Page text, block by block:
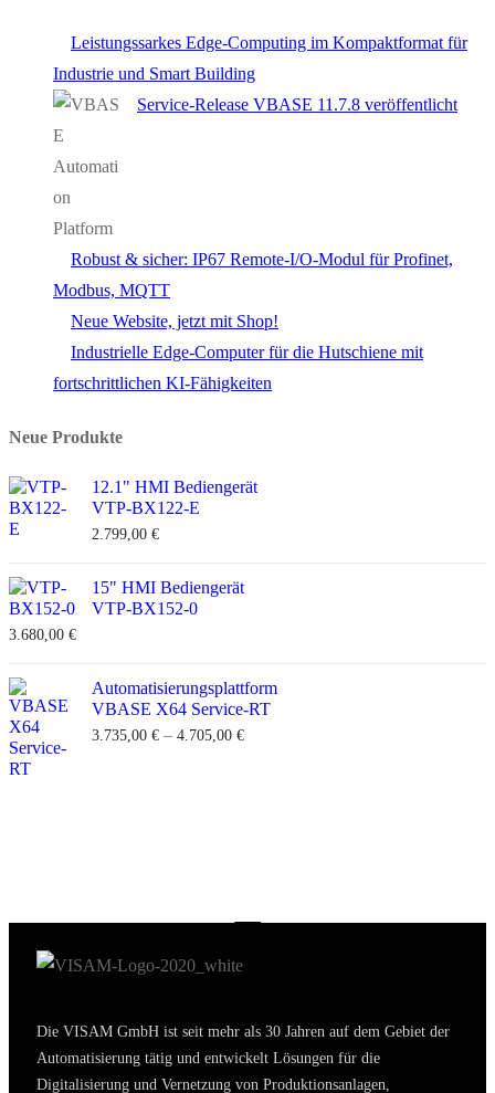
Leistungssarkes Edge-Computing im Kompaktformat für
Industrie und Smart Building
Service-Release VBASE 11.7.8 veröffentlicht
Robust & sicher: IP67 Remote-I/O-Modul für Profinet,
Modbus, MQTT
Neue Website, jetzt mit Shop!
Industrielle Edge-Computer für die Hutschiene mit
fortschrittlichen KI-Fähigkeiten
Neue Produkte
12.1" HMI Bediengerät
VTP-BX122-E
2.799,00 €
15" HMI Bediengerät
VTP-BX152-0
3.680,00 €
Automatisierungsplattform
VBASE X64 Service-RT
3.735,00 € – 4.705,00 €
Die VISAM GmbH ist seit mehr als 30 Jahren auf dem Gebiet der
Automatisierung tätig und entwickelt Lösungen für die
Digitalisierung und Vernetzung von Produktionsanlagen,